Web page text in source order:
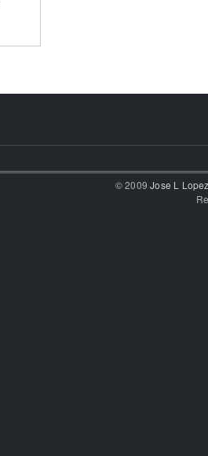
© 2009Jose L